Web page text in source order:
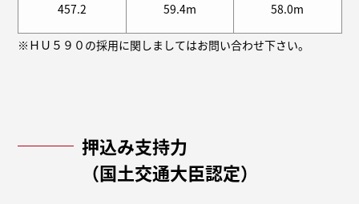
457.2 59.4m 58.0m
※ＨＵ５９０の採用に関しましてはお問い合わせ下さい。
押込み支持力
（国土交通大臣認定）